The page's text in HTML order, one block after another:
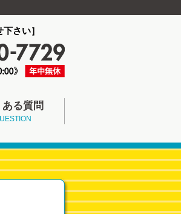
さい］
ある質問